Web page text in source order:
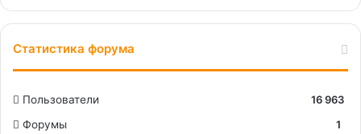
Статистика форума
Пользователи
16 963
Форумы
1